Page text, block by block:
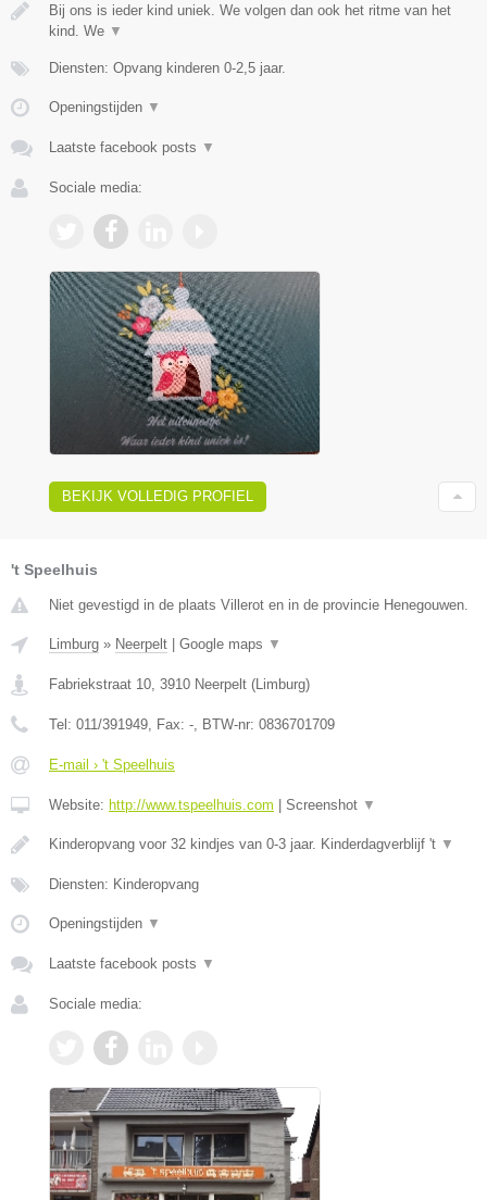
Bij ons is ieder kind uniek. We volgen dan ook het ritme van het
kind. We ▼
Diensten: Opvang kinderen 0-2,5 jaar.
Openingstijden ▼
Laatste facebook posts ▼
Sociale media:
BEKIJK VOLLEDIG PROFIEL
't Speelhuis
Niet gevestigd in de plaats Villerot en in de provincie Henegouwen.
Limburg » Neerpelt Google maps ▼
Fabriekstraat 10, 3910 Neerpelt (Limburg)
Tel: 011/391949, Fax: -, BTW-nr: 0836701709
E-mail › 't Speelhuis
Website: http://www.tspeelhuis.com Screenshot ▼
Kinderopvang voor 32 kindjes van 0-3 jaar. Kinderdagverblijf 't ▼
Diensten: Kinderopvang
Openingstijden ▼
Laatste facebook posts ▼
Sociale media: